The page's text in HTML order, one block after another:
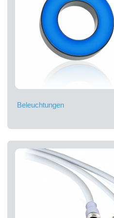
Beleuchtungen